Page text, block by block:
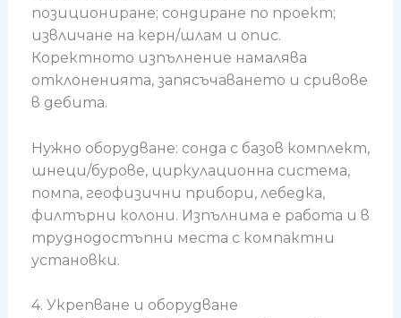
позициониране; сондиране по проект;
извличане на керн/шлам и опис.
Коректното изпълнение намалява
отклоненията, запясъчаването и сривове
в дебита.
Нужно оборудване: сонда с базов комплект,
шнеци/бурове, циркулационна система,
помпа, геофизични прибори, лебедка,
филтърни колони. Изпълнима е работа и в
труднодостъпни места с компактни
установки.
4. Укрепване и оборудване